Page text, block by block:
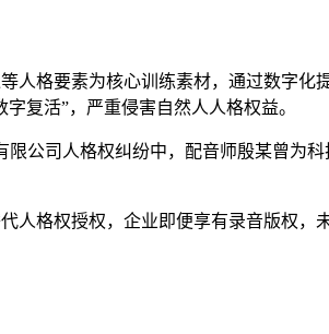
格要素为核心训练素材，通过数字化
复活”，严重侵害自然人人格权益。
司人格权纠纷中，配音师殷某曾为
格权授权，企业即便享有录音版权，